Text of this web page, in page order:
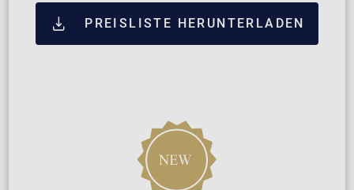
PREISLISTE HERUNTERLADEN